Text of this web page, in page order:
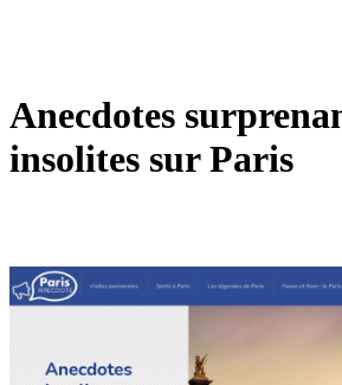
Anecdotes
insolites sur Paris